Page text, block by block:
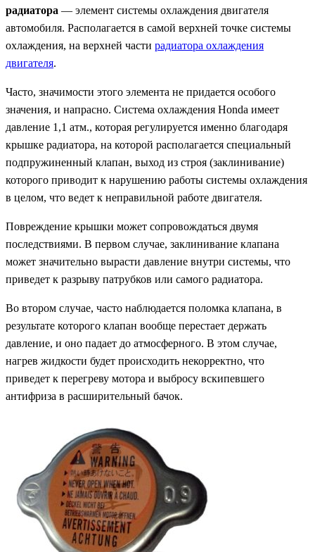
радиатора — элемент системы охлаждения двигателя
автомобиля. Располагается в самой верхней точке системы
охлаждения, на верхней части радиатора охлаждения
двигателя.
Часто, значимости этого элемента не придается особого
значения, и напрасно. Система охлаждения Honda имеет
давление 1,1 атм., которая регулируется именно благодаря
крышке радиатора, на которой располагается специальный
подпружиненный клапан, выход из строя (заклинивание)
которого приводит к нарушению работы системы охлаждения
в целом, что ведет к неправильной работе двигателя.
Повреждение крышки может сопровождаться двумя
последствиями. В первом случае, заклинивание клапана
может значительно вырасти давление внутри системы, что
приведет к разрыву патрубков или самого радиатора.
Во втором случае, часто наблюдается поломка клапана, в
результате которого клапан вообще перестает держать
давление, и оно падает до атмосферного. В этом случае,
нагрев жидкости будет происходить некорректно, что
приведет к перегреву мотора и выбросу вскипевшего
антифриза в расширительный бачок.